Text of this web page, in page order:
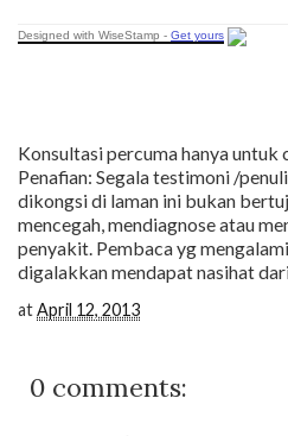
Designed with WiseStamp - Get yours
Konsultasi percuma hanya untuk
Penafian: Segala testimoni /
dikongsi di laman ini bukan
mencegah, mendiagnose atau
penyakit. Pembaca yg
digalakkan mendapat nasihat
atApril 12, 2013
0 comments: